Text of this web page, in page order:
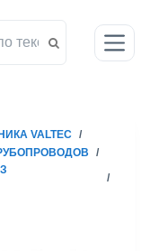
VALTEC /
/
/